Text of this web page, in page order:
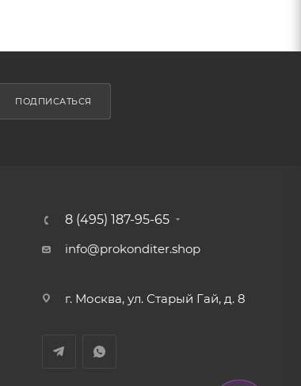
ПОДПИСАТЬСЯ
8 (495) 187-95-65
info@prokonditer.shop
г. Москва, ул. Старый Гай, д. 8